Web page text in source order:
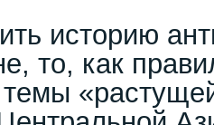
историю
то, как